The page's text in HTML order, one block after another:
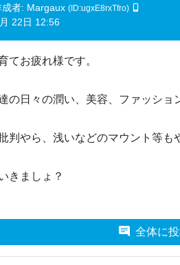
成者: Margaux (ID:ugxE8rxTfro)
22日 12:56
てお疲れ様です。
の日々の潤い、美容、ファッショ
判やら、浅いなどのマウント等も
きましょ？
全体に